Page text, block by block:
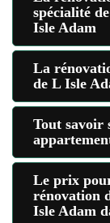
spécialité
Isle Adam
La
de L Isle
Tout savoir
Le prix
rénovation
Isle Adam